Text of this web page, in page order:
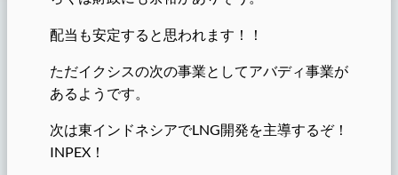
配当も安定すると思われます！！
ただイクシスの次の事業としてアバディ事業が
あるようです。
次は東インドネシアでLNG開発を主導するぞ！
INPEX！